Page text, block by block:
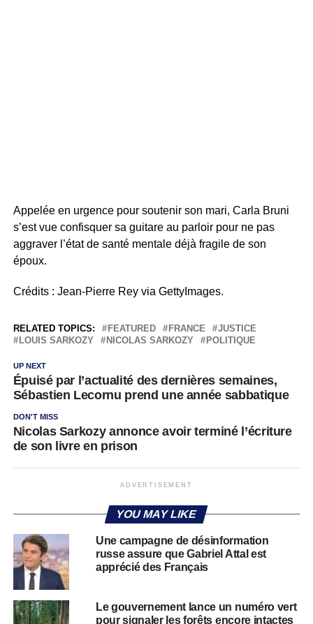
Appelée en urgence pour soutenir son mari, Carla Bruni
s’est vue confisquer sa guitare au parloir pour ne pas
aggraver l’état de santé mentale déjà fragile de son
époux.
Crédits : Jean-Pierre Rey via GettyImages.
RELATED TOPICS: FEATURED FRANCE
JUSTICE
LOUIS SARKOZY
NICOLAS SARKOZY POLITIQUE
UP NEXT
Épuisé par l’actualité des dernières semaines,
Sébastien Lecornu prend une année sabbatique
DON'T MISS
Nicolas Sarkozy annonce avoir terminé l’écriture
de son livre en prison
ADVERTISEMENT
YOU MAY LIKE
Une campagne de désinformation
russe assure que Gabriel Attal est
apprécié des Français
Le gouvernement lance un numéro vert
pour signaler les forêts encore intactes